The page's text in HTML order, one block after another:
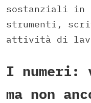
sostanziali in
strumenti,
attività di
I numeri:
ma non